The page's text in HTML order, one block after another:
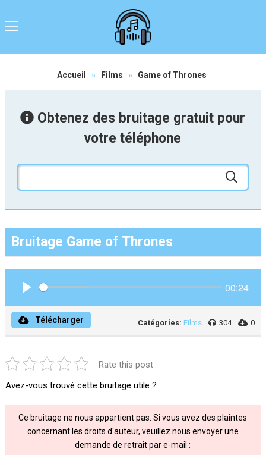
Accueil » Films » Game of Thrones
Obtenez des bruitage gratuit pour
votre téléphone
Bruitage Game of Thrones
00:24
Télécharger Catégories: Films 304 0
Rate this post
Avez-vous trouvé cette bruitage utile ?
Ce bruitage ne nous appartient pas. Si vous avez des plaintes
concernant les droits d'auteur, veuillez nous envoyer une
demande de retrait par e-mail :